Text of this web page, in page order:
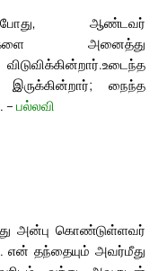
ஆண்டவர்
அனைத்து
உடைந்த
நைந்த
– பல்லவி
அன்பு கொண்டுள்ளவர்
என் தந்தையும் அவர்மீது